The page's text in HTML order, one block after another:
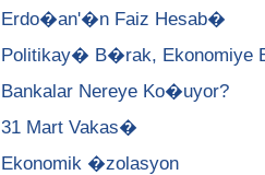
Erdo�an'�n Faiz Hesab�
Politikay� B�rak, Ekonomiye
Bankalar Nereye Ko�uyor?
31 Mart Vakas�
Ekonomik �zolasyon